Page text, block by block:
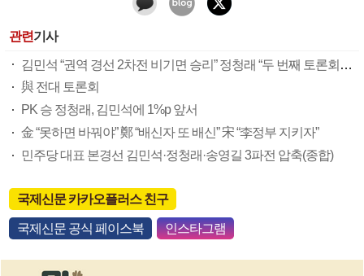
관련기사
김민석 “권역 경선 2차전 비기면 승리” 정청래 “두 번째 토론회서 승부 끝”
與 전대 토론회
PK 승 정청래, 김민석에 1%p 앞서
金 “못하면 바꿔야” 鄭 “배신자 또 배신” 宋 “李정부 지키자”
민주당 대표 본경선 김민석·정청래·송영길 3파전 압축(종합)
국제신문 카카오플러스 친구
국제신문 공식 페이스북 인스타그램